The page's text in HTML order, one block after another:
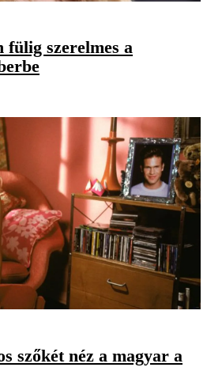
fülig szerelmes a
szőkét néz a magyar a